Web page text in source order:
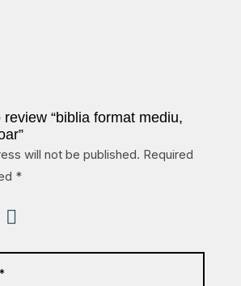
“biblia format mediu,
will not be published. Required
*